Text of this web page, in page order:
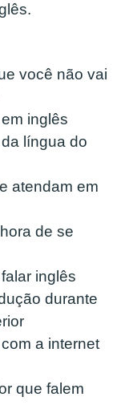
você não vai
inglês
língua do
atendam em
de se
inglês
durante
a internet
que falem